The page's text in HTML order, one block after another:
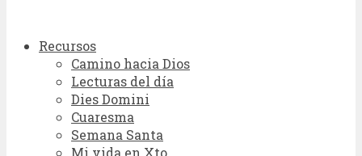
Recursos
Camino hacia Dios
Lecturas del día
Dies Domini
Cuaresma
Semana Santa
Mi vida en Xto